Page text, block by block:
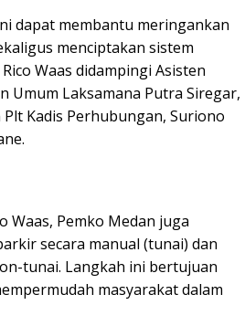
dapat membantu meringankan
menciptakan sistem
Waas didampingi Asisten
Umum Laksamana Putra Siregar,
Kadis Perhubungan, Suriono
Waas, Pemko Medan juga
secara manual (tunai) dan
tunai. Langkah ini bertujuan
masyarakat dalam